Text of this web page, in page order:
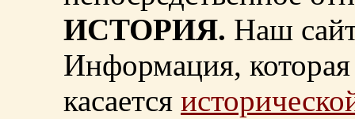
ИСТОРИЯ. Наш
Информация, которая
касается